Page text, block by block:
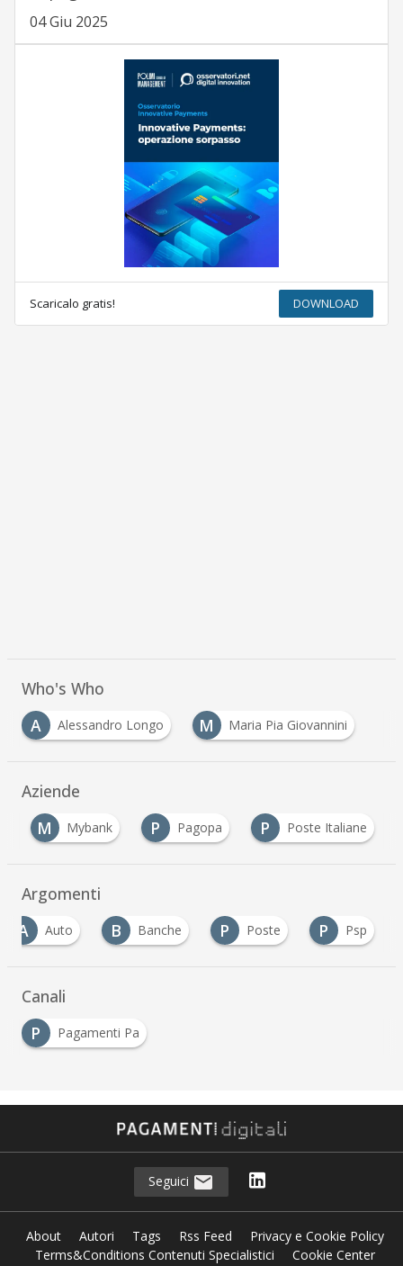
04 Giu 2025
Scaricalo gratis! DOWNLOAD
Who's Who
A
Alessandro Longo M Maria Pia Giovannini
Aziende
M Mybank P Pagopa P Poste Italiane
Argomenti
A
Auto B Banche P Poste P Psp
Canali
P
Pagamenti Pa
Seguici
About Autori Tags Rss Feed
Privacy e Cookie Policy
Terms&Conditions Contenuti Specialistici
Cookie Center